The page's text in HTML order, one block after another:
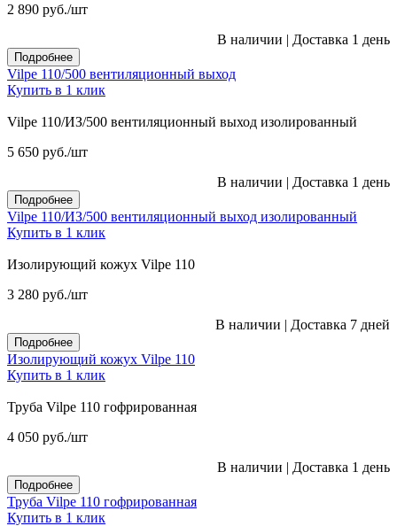
2 890 руб./шт
В наличии | Доставка 1 день
Подробнее
Vilpe 110/500 вентиляционный выход
Купить в 1 клик
Vilpe 110/ИЗ/500 вентиляционный выход изолированный
5 650 руб./шт
В наличии | Доставка 1 день
Подробнее
Vilpe 110/ИЗ/500 вентиляционный выход изолированный
Купить в 1 клик
Изолирующий кожух Vilpe 110
3 280 руб./шт
В наличии | Доставка 7 дней
Подробнее
Изолирующий кожух Vilpe 110
Купить в 1 клик
Труба Vilpe 110 гофрированная
4 050 руб./шт
В наличии | Доставка 1 день
Подробнее
Труба Vilpe 110 гофрированная
Купить в 1 клик